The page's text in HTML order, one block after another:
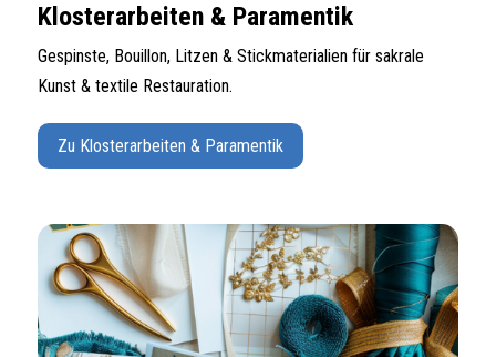
Klosterarbeiten & Paramentik
Gespinste, Bouillon, Litzen & Stickmaterialien für sakrale
Kunst & textile Restauration.
Zu Klosterarbeiten & Paramentik